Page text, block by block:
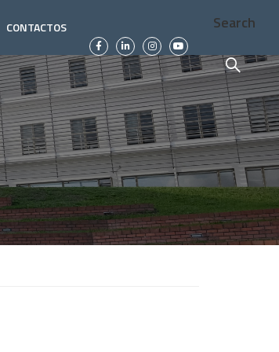
CONTACTOS Search